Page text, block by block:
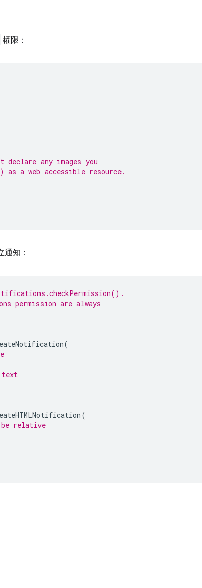
權限：
declare any images you
a web accessible resource.
通知：
permission are always
(
(
relative